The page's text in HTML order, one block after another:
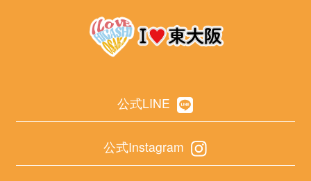
公式LINE
公式Instagram